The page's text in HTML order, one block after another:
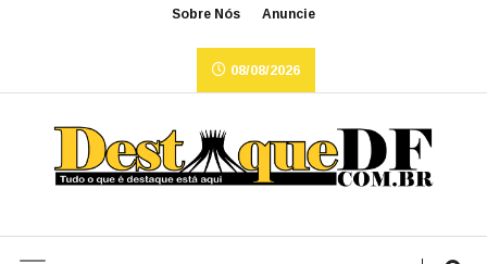
Sobre Nós Anuncie
08/08/2026